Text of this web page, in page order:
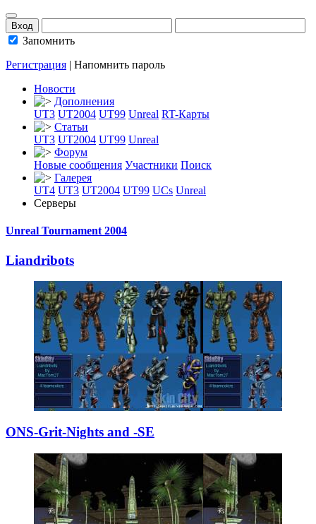
Запомнить
Регистрация | Напомнить пароль
Новости
Дополнения
UT3 UT2004 UT99 Unreal RT-Карты
Статьи
UT3 UT2004 UT99 Unreal
Форум
Новые сообщения Участники Поиск
Галерея
UT4 UT3 UT2004 UT99 UCs Unreal
Серверы
Unreal Tournament 2004
Liandribots
ONS-Grit-Nights ­and -SE